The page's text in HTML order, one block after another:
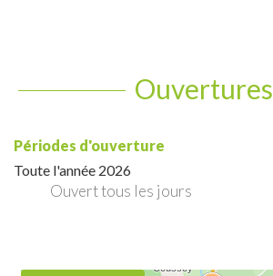
Ouvertures
Périodes d'ouverture
Toute l'année 2026
Ouverttous les jours